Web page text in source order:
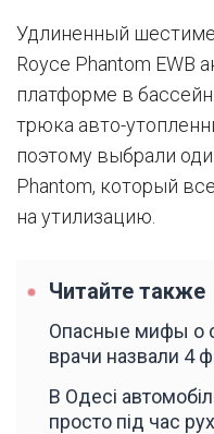
Удлиненный
Royce Phantom EWB
платформе в
трюка авто-
поэтому выбрали
Phantom, который
на утилизацию.
Читайте также
Опасные мифы о
врачи назвали 4
В Одесі
просто під час